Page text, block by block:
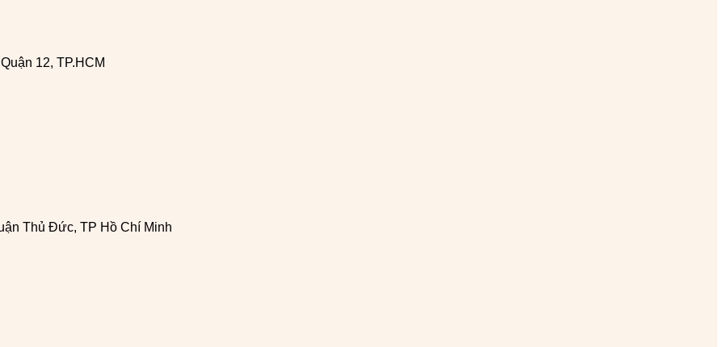
12, TP.HCM
Thủ Đức, TP Hồ Chí Minh